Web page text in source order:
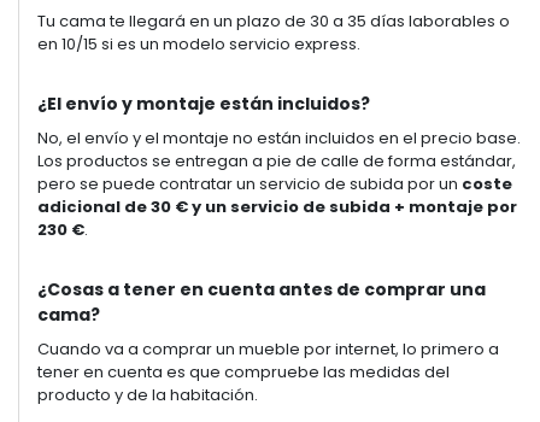
Tu cama te llegará en un plazo de 30 a 35 días laborables o
en 10/15 si es un modelo servicio express.
¿El envío y montaje están incluidos?
No, el envío y el montaje no están incluidos en el precio base.
Los productos se entregan a pie de calle de forma estándar,
pero se puede contratar un servicio de subida por un coste
adicional de 30 € y un servicio de subida + montaje por
230 €.
¿Cosas a tener en cuenta antes de comprar una
cama?
Cuando va a comprar un mueble por internet, lo primero a
tener en cuenta es que compruebe las medidas del
producto y de la habitación.